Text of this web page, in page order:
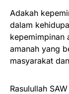
Adakah
dalam
kepemimpinan
amanah yang
masyarakat
Rasulullah